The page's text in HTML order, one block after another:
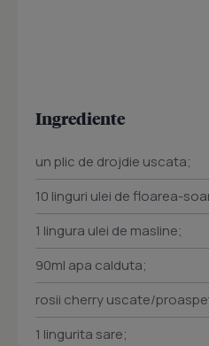
Ingrediente
un plic de drojdie uscata;
10 linguri ulei de floarea-
1 lingura ulei de masline;
90ml apa calduta;
rosii cherry uscate/
1 lingurita sare;